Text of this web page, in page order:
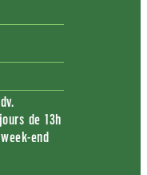
de 13h
end